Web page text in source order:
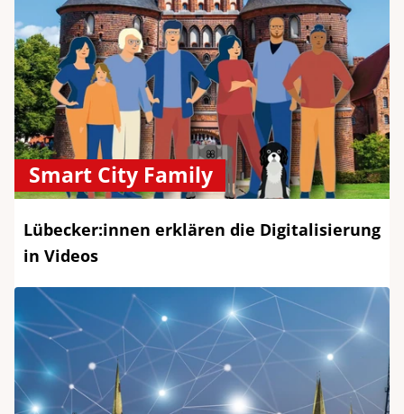
Smart City Family
Lübecker:innen erklären die Digitalisierung
in Videos